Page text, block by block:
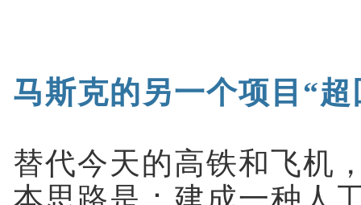
马斯克的另一个项目“
替代今天的高铁和飞机